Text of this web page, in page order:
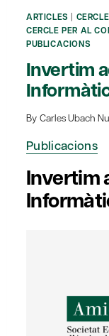
ARTICLES |
CERCLE PER AL
PUBLICACIONS
Invertim
By Carles Ubach
Publicacions
Invertim